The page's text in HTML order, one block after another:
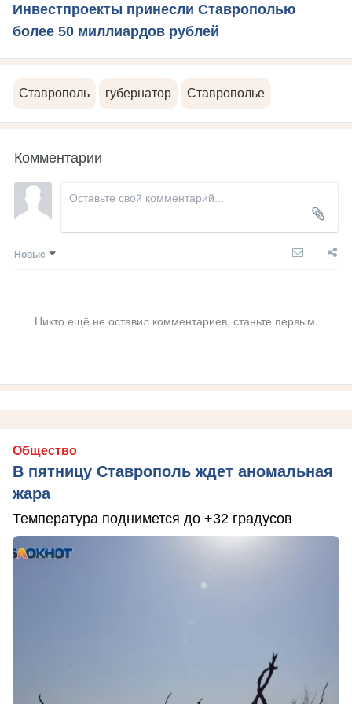
Инвестпроекты принесли Ставрополью
более 50 миллиардов рублей
Ставрополь губернатор Ставрополье
Комментарии
Новые
Никто ещё не оставил комментариев, станьте первым.
Общество
В пятницу Ставрополь ждет аномальная
жара
Температура поднимется до +32 градусов